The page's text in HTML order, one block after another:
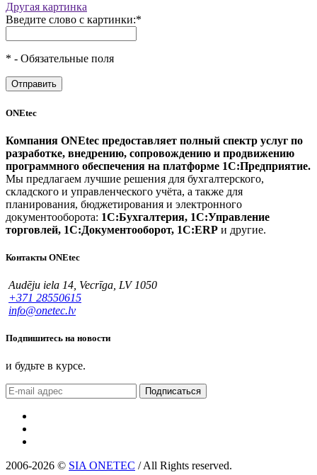
Другая картинка
Введите слово с картинки:*
* - Обязательные поля
ONEtec
Компания ONEtec предоставляет полный спектр услуг по
разработке, внедрению, сопровождению и продвижению
программного обеспечения на платформе 1С:Предприятие.
Мы предлагаем лучшие решения для бухгалтерского,
складского и управленческого учёта, а также для
планирования, бюджетирования и электронного
документооборота: 1С:Бухгалтерия, 1С:Управление
торговлей, 1С:Документооборот, 1С:ERP и другие.
Контакты ONEtec
Audēju iela 14, Vecrīga, LV 1050
+371 28550615
info@onetec.lv
Подпишитесь на новости
и будьте в курсе.
Подписаться
2006-2026 © SIA ONETEC / All Rights reserved.